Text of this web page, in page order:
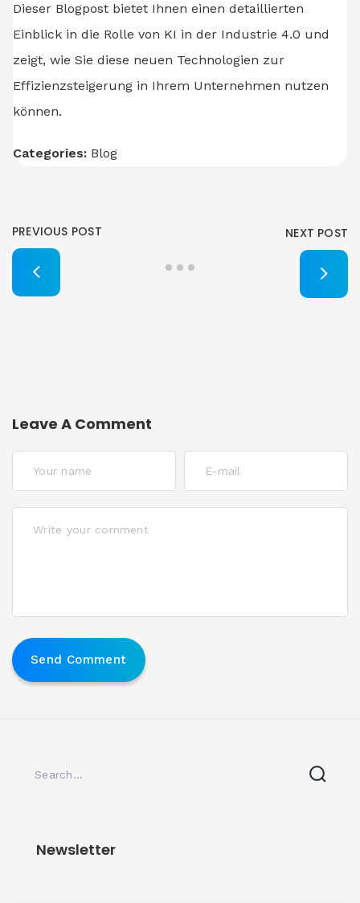
Newsletter
Dieser Blogpost bietet Ihnen einen detaillierten
Einblick in die Rolle von KI in der Industrie 4.0 und
zeigt, wie Sie diese neuen Technologien zur
Effizienzsteigerung in Ihrem Unternehmen nutzen
können.
Categories: Blog
PREVIOUS POST NEXT POST
Leave A Comment